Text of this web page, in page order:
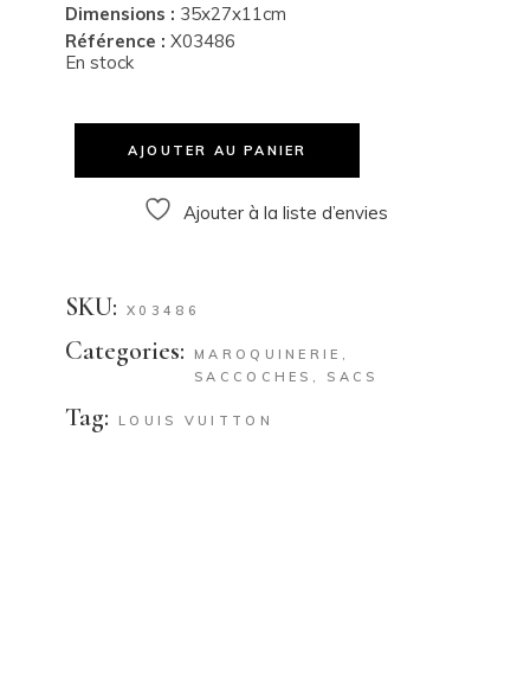
Dimensions : 35x27x11cm
Référence : X03486
En stock
AJOUTER AU PANIER
Ajouter à la liste d’envies
SKU: X03486
Categories: MAROQUINERIE ,
SACCOCHES , SACS
Tag: LOUIS VUITTON